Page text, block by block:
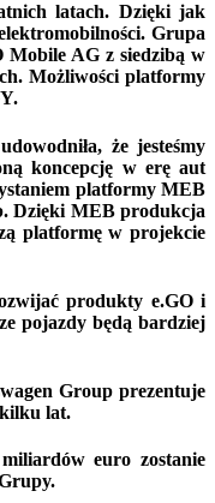
latach. Dzięki jak
Grupa
Mobile AG z siedzibą w
Możliwości platformy
że jesteśmy
koncepcję w erę aut
platformy MEB
Dzięki MEB produkcja
platformę w projekcie
produkty e.GO i
pojazdy będą bardziej
Group prezentuje
lat.
euro zostanie